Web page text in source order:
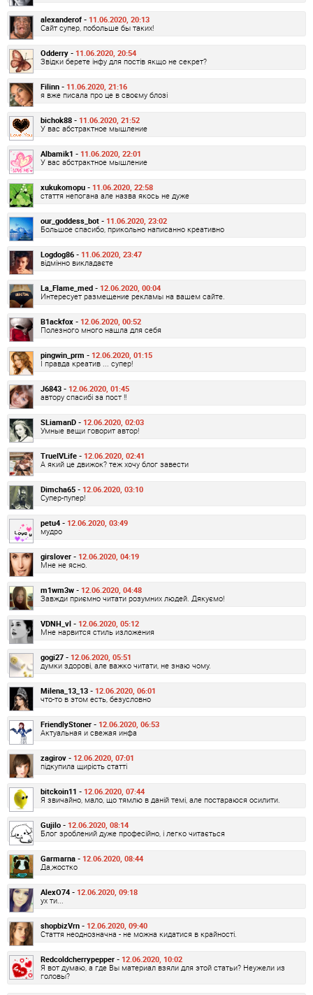
alexanderof - 11.06.2020, 20:13
Сайт супер, побольше бы таких!
Odderry - 11.06.2020, 20:54
Звідки берете інфу для постів якщо не секрет?
Filinn - 11.06.2020, 21:16
я вже писала про це в своєму блозі
bichok88 - 11.06.2020, 21:52
У вас абстрактное мышление
Albamik1 - 11.06.2020, 22:01
У вас абстрактное мышление
xukukomopu - 11.06.2020, 22:58
стаття непогана але назва якось не дуже
our_goddess_bot - 11.06.2020, 23:02
Большое спасибо, прикольно написанно креативно
Logdog86 - 11.06.2020, 23:47
відмінно викладаєте
La_Flame_med - 12.06.2020, 00:04
Интересует размещение рекламы на вашем сайте.
B1ackfox - 12.06.2020, 00:52
Полезного много нашла для себя
pingwin_prm - 12.06.2020, 01:15
І правда креатив ... супер!
J6843 - 12.06.2020, 01:45
автору спасибі за пост !!
SLiamanD - 12.06.2020, 02:03
Умные вещи говорит автор!
TrueIVLife - 12.06.2020, 02:41
А який це движок? теж хочу блог завести
Dimcha65 - 12.06.2020, 03:10
Супер-пупер!
petu4 - 12.06.2020, 03:49
мудро
girslover - 12.06.2020, 04:19
Мне не ясно.
m1wm3w - 12.06.2020, 04:48
Завжди приємно читати розумних людей. Дякуємо!
VDNH_vl - 12.06.2020, 05:12
Мне нарвится стиль изложения
gogi27 - 12.06.2020, 05:51
думки здорові, але важко читати, не знаю чому.
Milena_13_13 - 12.06.2020, 06:01
что-то в этом есть, безусловно
FriendlyStoner - 12.06.2020, 06:53
Актуальная и свежая инфа
zagirov - 12.06.2020, 07:01
підкупила щирість статті
bitckoin11 - 12.06.2020, 07:44
Я звичайно, мало, що тямлю в даній темі, але постараюся осилити.
Gujilo - 12.06.2020, 08:14
Блог зроблений дуже професійно, і легко читається
Garmarna - 12.06.2020, 08:44
Да,жостко
AlexO74 - 12.06.2020, 09:18
ух ти...
shopbizVrn - 12.06.2020, 09:40
Стаття неоднозначна - не можна кидатися в крайності.
Redcoldcherrypepper - 12.06.2020, 10:02
Я вот думаю, а где Вы материал взяли для этой статьи? Неужели из
головы?